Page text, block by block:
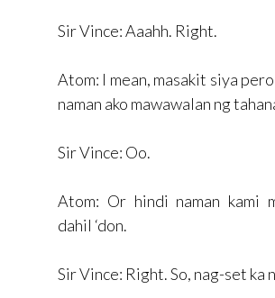
Sir Vince: Aaahh. Right.
Atom: I mean, masakit siya
naman ako mawawalan ng
Sir Vince: Oo.
Atom: Or hindi naman kami
dahil ‘don.
Sir Vince: Right. So, nag-set ka